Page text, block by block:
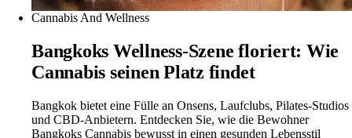
Cannabis And Wellness
Bangkoks Wellness-Szene floriert: Wie
Cannabis seinen Platz findet
Bangkok bietet eine Fülle an Onsens, Laufclubs, Pilates-Studios
und CBD-Anbietern. Entdecken Sie, wie die Bewohner
Bangkoks Cannabis bewusst in einen gesunden Lebensstil